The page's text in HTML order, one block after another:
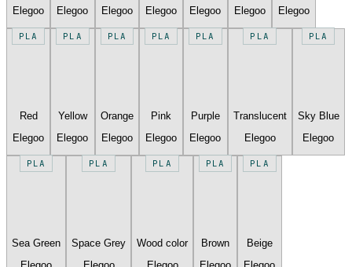
Elegoo
Elegoo
Elegoo
Elegoo
Elegoo
Elegoo
Elegoo
PLA
Red
Elegoo
PLA
Yellow
Elegoo
PLA
Orange
Elegoo
PLA
Pink
Elegoo
PLA
Purple
Elegoo
PLA
Translucent
Elegoo
PLA
Sky Blue
Elegoo
PLA
Sea Green
PLA
Space Grey
PLA
Wood color
PLA
Brown
PLA
Beige